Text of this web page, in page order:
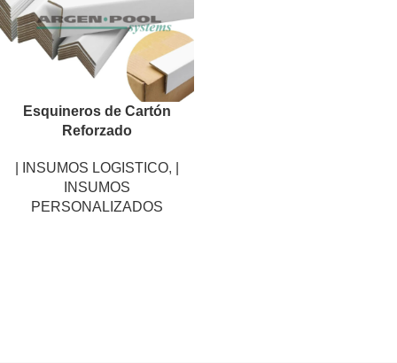
Esquineros de Cartón
Reforzado
| INSUMOS LOGISTICO,
INSUMOS
PERSONALIZADOS